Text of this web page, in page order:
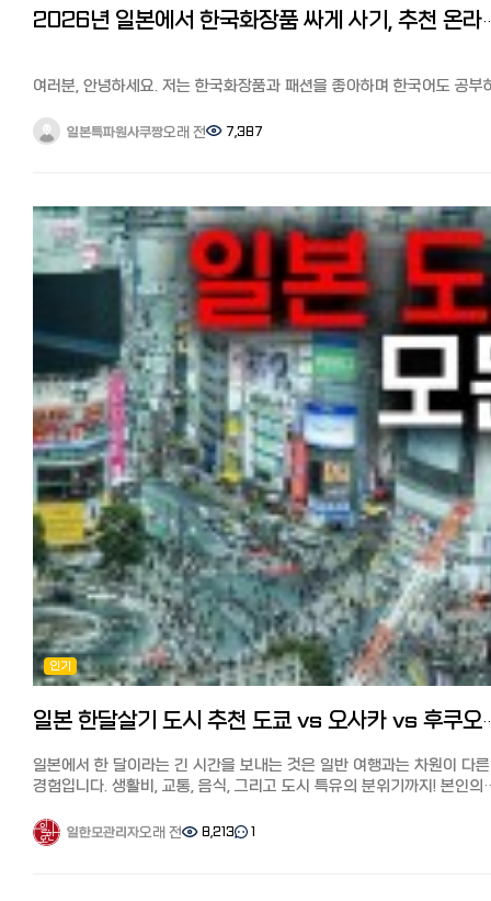
보았습니다. 1~2일에 한 편 정도, 많은 한국 드라마와 신작을 보고 싶다!
➡Amazon 프라임 비디오 드라마로 공부하고 싶고, 화제의 오리지널
일주일에 1~2편 정도, 합리적인 가격과 작품 수➡Lemino(구 dTV) 아래
기사도 참고해서 자신의 스타일과 필요에 맞게 자유롭게 결정해 보세
이번에는 일본에서 한국 넷플릭스를 시청하는 방법과 한국 드라마 라인
작품수가 다른 이유를 정리해 설명드렸습니다.
다양한 동영상 스트리밍 서비스 중에서도 화제가 되는 오리지널 작품이
많은 넷플릭스를 이용하는 분들이 많을 것 같습니다.
VPN을 이용해 한국 버전 넷플릭스에 연결하면 넷플릭스를 200% 즐길
이번 기사를 참고해서 넷플릭스에서 한국 드라마를 더 즐겨보세요^^
【추천기사】 일본에서 한국 방송 실시간, 다시보기 무료로 보는 방법 현지
한국인이 총정리 https://korean.co.jp/life2/41 [일본에서 집 구하
추천 부동산 사이트와 쉐어하우스, 한국부동산과 꿀팁까지
https://korean.co.jp/life_realestate/1 [일본 인터넷 개통과 설치]
거주 한국인 추천 6사의 속도와 요금, 직접 써 본 후기
https://korean.co.jp/life2/135 일본에서 집 사기, 주택론의 모든
이자, 대출 한도, 추천 은행, 화재보험까지
https://korean.co.jp/life_realestate/7 일본에서 한국송금 현지인
추천 6사 비교분석! 저렴하고 편한 송금과 한도, 수수료 할인 쿠폰까지
https://korean.co.jp/life2/308 일본 취업, 전직 사이트 추천! 한국
선배가 전수하는 꿀팁과 구인구직 시장 https://korean.co.jp/life3/
[일본 거주자들의 재테크] 니사, 주식, 포인트 등 목돈 만드는 법과 선배
꿀팁 https://korean.co.jp/life4/1 일본 핸드폰, 통신사 추천은?
알뜰폰(格安SIM) 5사 비교분석, 개통 절차, 주의점과 사용 후기
https://korean.co.jp/life2/10 일본에서 전기, 가스 요금 아끼기!
알려주고 싶지 않은 팁, 캐쉬백, 쿠폰링크. 8년간 실제 광열비
https://korean.co.jp/life2/11 재일한국인이 추천하는 일본 신용카드
7선!연회비 무료, 심사 잘 나고 혜택이 높은 카드는?
https://korean.co.jp/life2/130 한국 포켓 와이파이 대여와 선불
https://korean.co.jp/life4/7
실외기가 1층일 경우에는 구라시노마켓토에서는 대응이 안되거나 대응
업체도 10만엔정도 견적이 나오니 이 경우는 그냥 새제품을 사시는 게
마켓토가 가장 저렴합니다. 일반적으로는 8천엔에서 만엔 안팎입니다.
구라시노 마켓토에서 에어컨 설치, 클리닝 업자 찾기 【구라시노 마켓토
관련기사】 일본 에어컨 설치, 수리, 클리닝 등, 다양한 집안일을 싸고 쉽
신품을 살지 여러모로 비교를 해봤습니다. 2-3만엔 정도 더 들여 신품을
구매할 경우 저렴한 곳을 가르쳐 드리겠습니다. 신품 에어컨+공사비
가격비교를 해봤는데, 검색하면 이름없는 에어컨 전문 사이트가 많이
나옵니다만, 성수기라 연락이 원활하지 않거나 공사가 3주 4주후가 된
합니다. 빅카메라 등 대형양판점보다 아마존과 라쿠텐이치바가 제품도
업체도 많아 전체적으로 가격대가 저렴하고 성수기에도 비교적 공사수
빨리 되었습니다. (몇군데 전화문의한 바, 빠른 곳이 5일 이내 배송과 설
가능) 아마존에서 신품 에어컨 보기 라쿠텐이치바에서 신품 에어컨
마무리 어떠셨나요? 부담되는 가전 중에 하나인 에어컨을 저렴하게
구매하고 청소할 수 있는 방법을 제 경험을 토대로 정리해드렸습니다.
일본은 많은 집이 연중 에어컨으로 난방, 냉방을 하고 있죠. 이번 기사를
참고로 좋은 에어컨 장만하셔서 일년내내 편히 쓰시기 바랍니다.
【추천기사】 일본에서 전자제품 싸게 사기. 한국보다 저렴한 제품과 구입
꿀팁 https://korean.co.jp/life2/159 일본 온라인 쇼핑몰 추천 6선과
활용법: 라쿠텐, 아마존 재팬, 야후 쇼핑, 테무, 조조타운, 모노타로 비교
https://korean.co.jp/life2/175 바퀴벌레에서 벗어나고 싶다! 일본
선배들이 전수하는 퇴치법과 추천약 https://korean.co.jp/life2/7
[일본 이사업체 추천] 견적 절차와 비용, 가격협상의 팁! 최저가로 이사하
https://korean.co.jp/life_realestate/4 일본에서 집 사기, 주택론
모든 것! 이자, 대출 한도, 추천 은행, 화재보험까지
https://korean.co.jp/life_realestate/7 [일본 거주자들의 재테크]
니사, 주식, 포인트 등 목돈 만드는 법과 선배들의 꿀팁
https://korean.co.jp/life4/1 일본 핸드폰, 통신사 추천은? 알뜰폰
https://korean.co.jp/life2/10 일본에서 전기, 가스 요금 아끼기!
https://korean.co.jp/life2/11 재일한국인이 추천하는 일본 신용카드
7선! 연회비 무료, 심사 잘 나고 혜택이 높은 카드는?
2026년 일본에서 한국화장품 싸
여러분, 안녕하세요. 저는 한국화장품과 패션을 좋아하며 한국어도 공부
제가 자주 이용하는 한국 화장품 온라인 쇼핑몰을 정리해서 소개해
드리려고 합니다.
가지 않아도 쉽게 구입할 수 있게 되었습니다.
한국 화장품 온라인 쇼핑몰중에서도 신뢰성과 인기가 높고, 저렴하며
배송도 빠른 사이트를 중심으로 8개 사이트를 소개합니다. 한국 화장품,
인기가 높은 이유는 무엇일까? 우선 한국 화장품이 일본에서 인기가 있
이유를 간단히 정리하면 다음과 같습니다.
・트렌드를 만들어내는 속도가 빠르다
・가격은 저렴한데 품질이 좋다
・SNS와 K-POP의 영향
・패키지가 귀엽고 세련됐다
배송비가 비싸다? 관세가 붙는다? 예전에는 상품 가격보다 높은 배송
들고 해외 발송으로 주문 금액이 15,500엔을 초과하면 배송 시 관세·기
세금·수수료 등이 부과되었습니다.
하지만 최근 한국 화장품 인기가 상승하면서 일본 국내 배송을 하는 아
라쿠텐 등은 300~800엔 정도이며, 일정 금액 이상 구매 시 배송료가
무료인 쇼핑몰도 많이 있습니다.
관세 등도 온라인 쇼핑몰 측에서 부담하므로 추가 비용이 발생하지
않습니다.
배달까지 얼마나 걸릴까? 예전에는 한국 화장품 온라인 쇼핑몰 자체가
적었고, 한국에서 직배송이 되다 보니 배송비도 비싸고, 시간도 보통 10
이상 걸렸습니다.
최근에는 일본 국내 배송(예: 아마존, 라쿠텐 일부 매장)의 경우 1~3일,
한국에서 직배송은 평균 5~10일 정도 걸립니다.
온라인 쇼핑몰에 입점한 매장이나 시기에 따라 배송 기간이 달라질 수
있으며, 세일 기간(Qoo10 메가 할인 등)에는 10일 이상 걸릴 수도 있으니
확인이 필요합니다.
그럼 제가 직접 사용해 본 한국 화장품 온라인 쇼핑몰 추천 8개 사이트를
드럭스토어인 올리브영. 전에 한국에는 약품·화장품·잡화 등 다양한 물
취급하는 드럭스토어가 별로 없었지만, 현재 K코스메와 K뷰티의 인기가
상승하면서 올리브영은 전 세계 관광객이 모이는 한국 뷰티 샵의 성지가
되었습니다.
일본특파원사쿠짱오래 전 7,387
인기
일본 한달살기 도시 추천 도
일본에서 한 달이라는 긴 시간을 보내는 것은 일반 여행과는 차원이 다른
경험입니다. 생활비, 교통, 음식, 그리고 도시 특유의 분위기까지! 본인의
4곳을 철저히 분석해 드립니다.
1. 한 달 생활비 비교: 예산에 맞는 선택은? 거주 비용은 한달살기의 성패
일한모관리자오래 전 8,213